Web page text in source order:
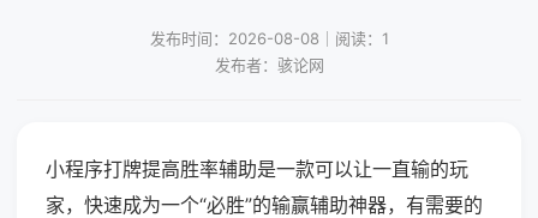
发布时间：2026-08-08｜阅读：1
发布者：骇论网
小程序打牌提高胜率辅助是一款可以让一直输的玩
家，快速成为一个“必胜”的输赢辅助神器，有需要的